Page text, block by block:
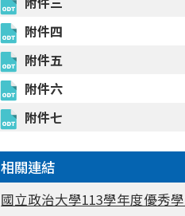
附件四
附件五
附件六
附件七
相關連結
國立政治大學113學年度優秀